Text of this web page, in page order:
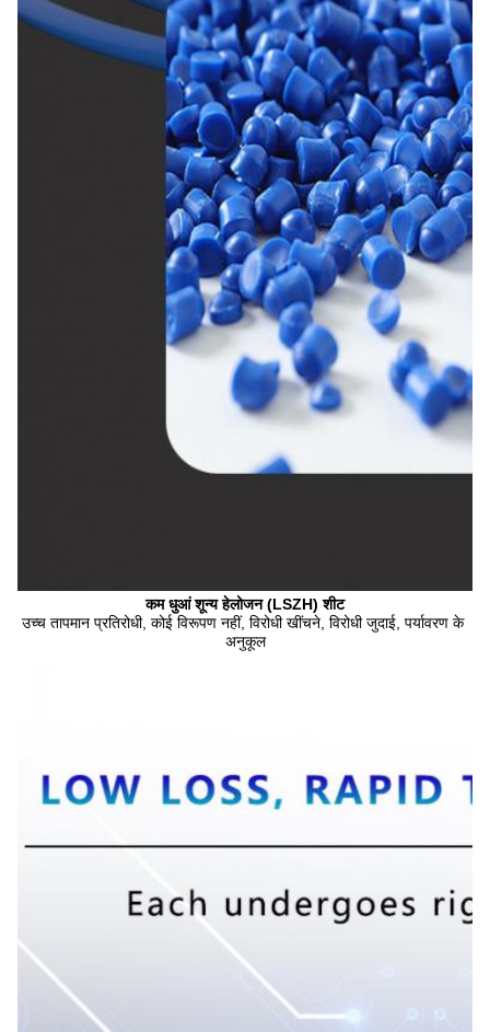
कम धुआं शून्य हेलोजन (LSZH) शीट
उच्च तापमान प्रतिरोधी, कोई विरूपण नहीं, विरोधी खींचने, विरोधी जुदाई, पर्यावरण के
अनुकूल